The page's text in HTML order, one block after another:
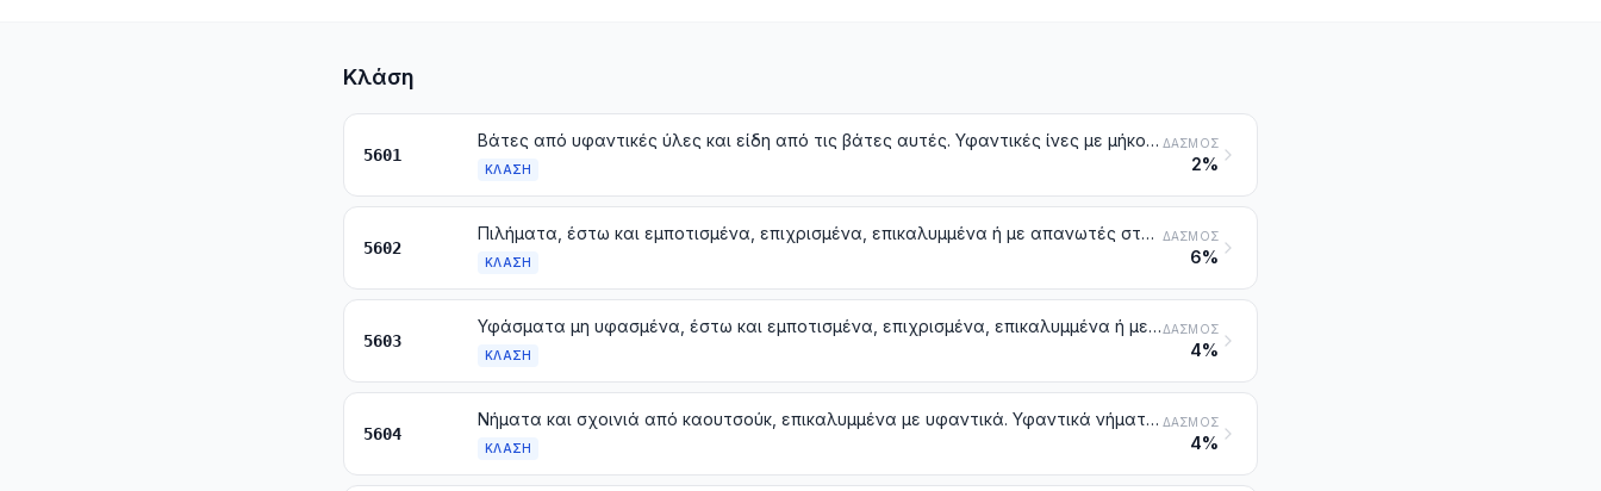
Κλάση
5601
Βάτες από υφαντικές ύλες και είδη από τις βάτες αυτές. Υφαντικές ίνες με μήκος που δεν υπερβαίνει τα 5 mm (χνούδι από την επεξεργασία των υφασμάτων), κόμποι και σφαιρίδια από υφαντικές ύλες
ΚΛΆΣΗ
ΔΑΣΜΌΣ
2%
5602
Πιλήματα, έστω και εμποτισμένα, επιχρισμένα, επικαλυμμένα ή με απανωτές στρώσεις
ΚΛΆΣΗ
ΔΑΣΜΌΣ
6%
5603
Υφάσματα μη υφασμένα, έστω και εμποτισμένα, επιχρισμένα, επικαλυμμένα ή με απανωτές στρώσεις
ΚΛΆΣΗ
ΔΑΣΜΌΣ
4%
5604
Νήματα και σχοινιά από καουτσούκ, επικαλυμμένα με υφαντικά. Υφαντικά νήματα, λουρίδες και παρόμοιες μορφές των κλάσεων 5404 ή 5405, εμποτισμένα, επιχρισμένα, επικαλυμμένα ή επενδυμένα με καουτσούκ ή πλαστική ύλη
ΚΛΆΣΗ
ΔΑΣΜΌΣ
4%